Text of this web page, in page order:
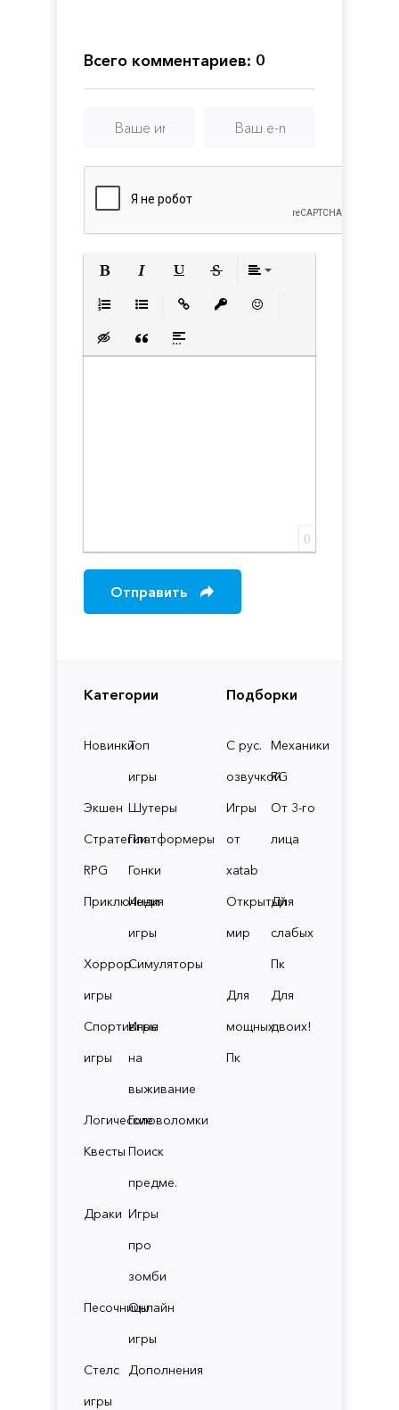
Категории
НовинкиТоп
игры
Экшен Шутеры
СтратегииПлатформеры
RPG
Гонки
Приключения
Инди
игры
Хоррор
игры
Симуляторы
Спортивные
игры
Игры
на
выживание
ЛогическиеГоловоломки
Квесты Поиск
предме.
Драки Игры
про
зомби
ПесочницыОнлайн
игры
Стелс
игры
Дополнения
Подборки
С рус.
озвучкой
Механики
RG
Игры
от
xatab
От 3-го
лица
Открытый
мир
Для
слабых
Пк
Для
мощных
Пк
Для
двоих!
Механики
Всего комментариев: 0
Вставка скрытого текста
Вставка цитаты
Вставка спойлера
0
Отправить